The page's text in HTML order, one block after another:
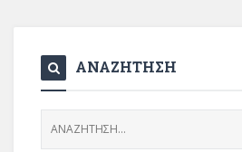
ΑΝΑΖΗΤΗΣΗ